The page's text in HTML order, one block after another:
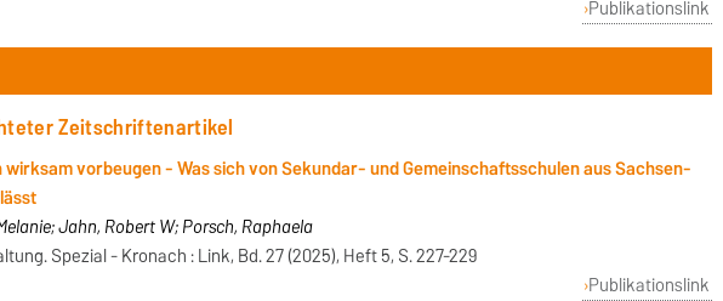
Publikationslink
Zeitschriftenartikel
vorbeugen - Was sich von Sekundar- und Gemeinschaftsschulen aus Sachsen-
Jahn, Robert W; Porsch, Raphaela
Spezial - Kronach : Link, Bd. 27 (2025), Heft 5, S. 227-229
Publikationslink